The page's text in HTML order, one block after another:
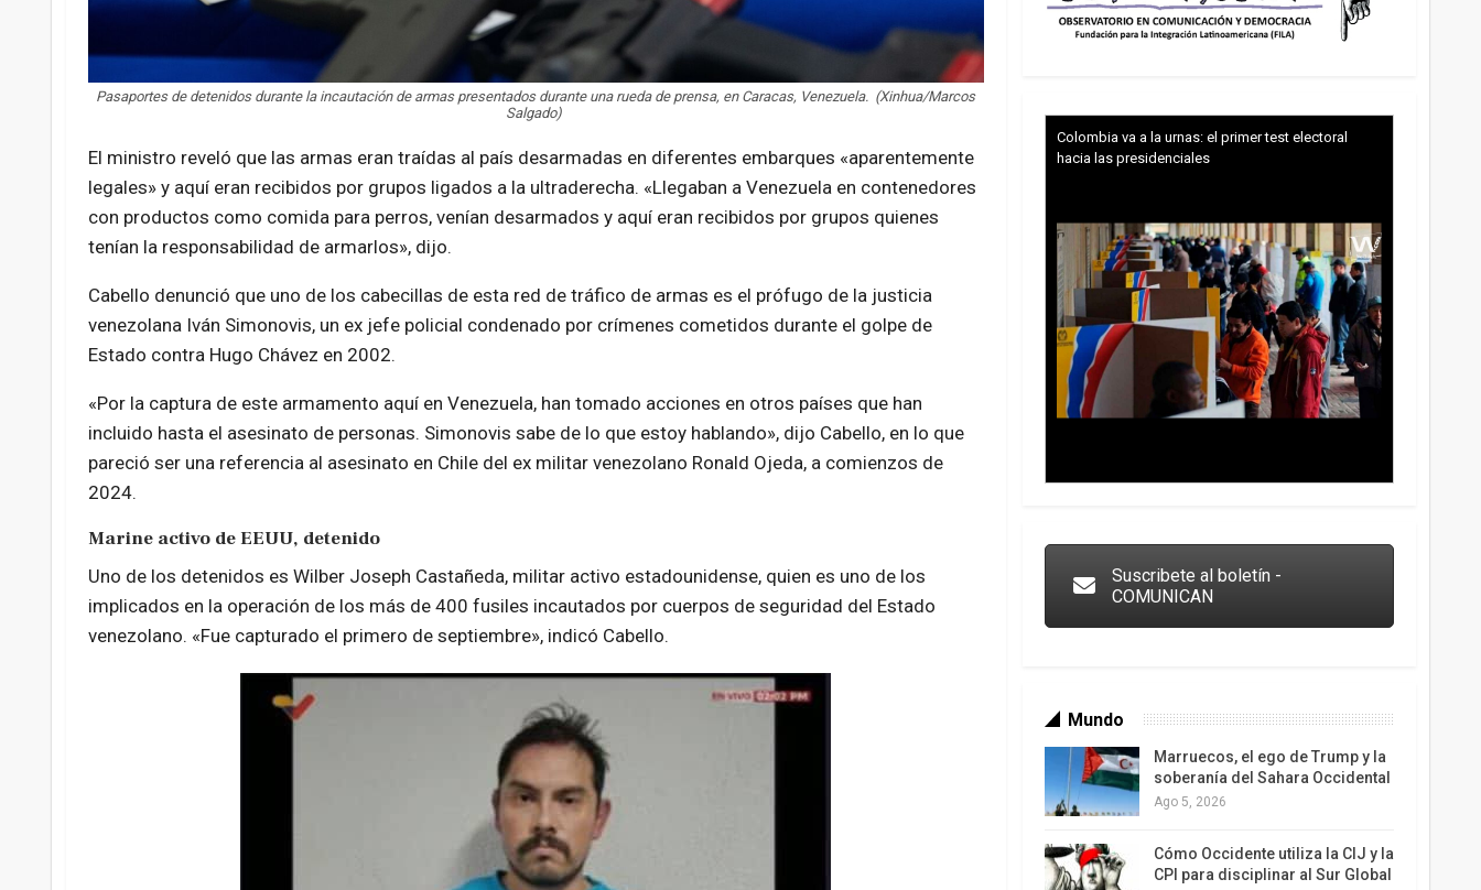
Pasaportes de detenidos durante la incautación de armas presentados durante una rueda de prensa, en Caracas, Venezuela. (Xinhua/Marcos
Salgado)
El ministro reveló que las armas eran traídas al país desarmadas en diferentes embarques «aparentemente
legales» y aquí eran recibidos por grupos ligados a la ultraderecha. «Llegaban a Venezuela en contenedores
con productos como comida para perros, venían desarmados y aquí eran recibidos por grupos quienes
tenían la responsabilidad de armarlos», dijo.
Cabello denunció que uno de los cabecillas de esta red de tráfico de armas es el prófugo de la justicia
venezolana Iván Simonovis, un ex jefe policial condenado por crímenes cometidos durante el golpe de
Estado contra Hugo Chávez en 2002.
«Por la captura de este armamento aquí en Venezuela, han tomado acciones en otros países que han
incluido hasta el asesinato de personas. Simonovis sabe de lo que estoy hablando», dijo Cabello, en lo que
pareció ser una referencia al asesinato en Chile del ex militar venezolano Ronald Ojeda, a comienzos de
2024.
Marine activo de EEUU, detenido
Uno de los detenidos es Wilber Joseph Castañeda, militar activo estadounidense, quien es uno de los
implicados en la operación de los más de 400 fusiles incautados por cuerpos de seguridad del Estado
venezolano. «Fue capturado el primero de septiembre», indicó Cabello.
hacia las presidenciales
Los latinos le van dando la espalda a Trump
Suscribete al boletín -
COMUNICAN
Mundo
Marruecos, el ego de Trump y la
soberanía del Sahara Occidental
Ago 5, 2026
Cómo Occidente utiliza la CIJ y la
CPI para disciplinar al Sur Global